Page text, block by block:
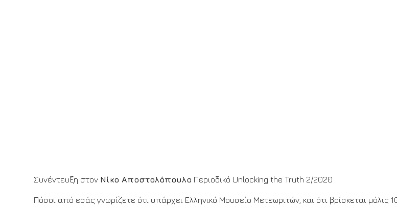
Συνέντευξη στον Νίκο Αποστολόπουλο Περιοδικό Unlocking the Truth 2/2020
Πόσοι από εσάς γνωρίζετε ότι υπάρχει Ελληνικό Μουσείο Μετεωριτών, και ότι βρίσκεται